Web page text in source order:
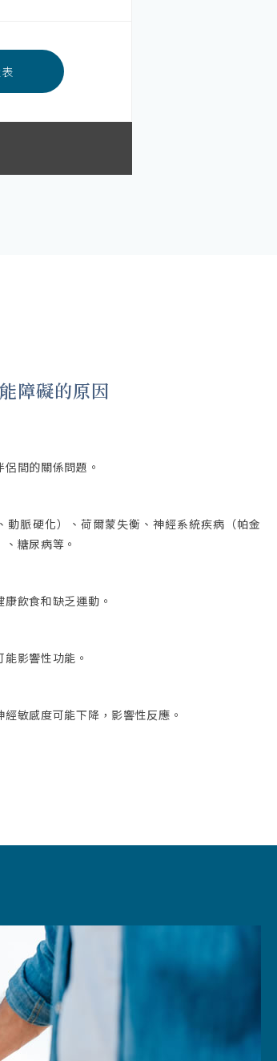
障礙的原因
間的關係問題。
動脈硬化）、荷爾蒙失衡、神經系統疾病（帕金
糖尿病等。
飲食和缺乏運動。
影響性功能。
敏感度可能下降，影響性反應。